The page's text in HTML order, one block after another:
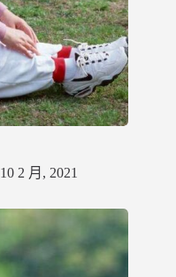
10 2 月, 2021